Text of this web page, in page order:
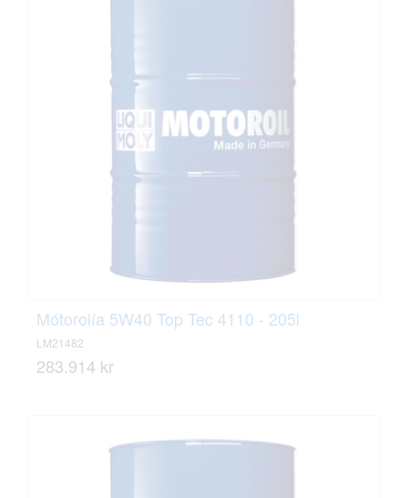
Mótorolía 5W40 Top Tec 4110 - 205l
LM21482
283.914 kr